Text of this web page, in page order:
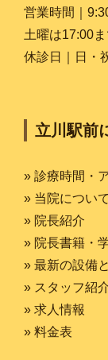
営業時間｜
土曜は17:00ま
休診日｜日・
立川駅前
» 診療時間・
» 当院について
» 院長紹介
» 院長書籍・
» 最新の設備
» スタッフ紹
» 求人情報
» 料金表